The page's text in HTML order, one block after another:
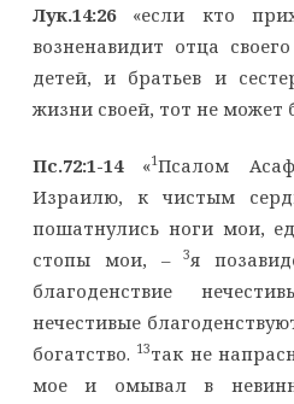
Лук.14:26«если кто
возненавидит отца
детей, и братьев и
жизни своей, тот не
Пс.72:1-14«1Псалом
Израилю, к чистым
пошатнулись ноги мои,
стопы мои, – 3я
благоденствие
нечестивые
богатство. 13так не
мое и омывал в